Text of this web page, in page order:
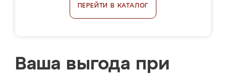
ПЕРЕЙТИ В КАТАЛОГ
Ваша выгода при